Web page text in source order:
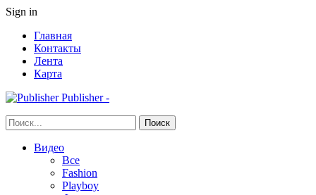
Sign in
Главная
Контакты
Лента
Карта
Publisher -
Видео
Все
Fashion
Playboy